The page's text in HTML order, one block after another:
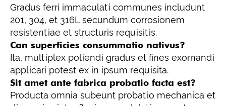
Gradus ferri immaculati communes includunt
201, 304, et 316L secundum corrosionem
resistentiae et structuris requisitis.
Can superficies consummatio nativus?
Ita, multiplex poliendi gradus et fines exornandi
applicari potest ex in ipsum requisita.
Sit amet ante fabrica probatio facta est?
Producta omnia subeunt probatio mechanica et